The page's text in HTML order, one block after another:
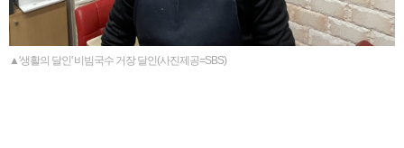
▲'생활의 달인' 비빔국수 거장 달인(사진제공=SBS)